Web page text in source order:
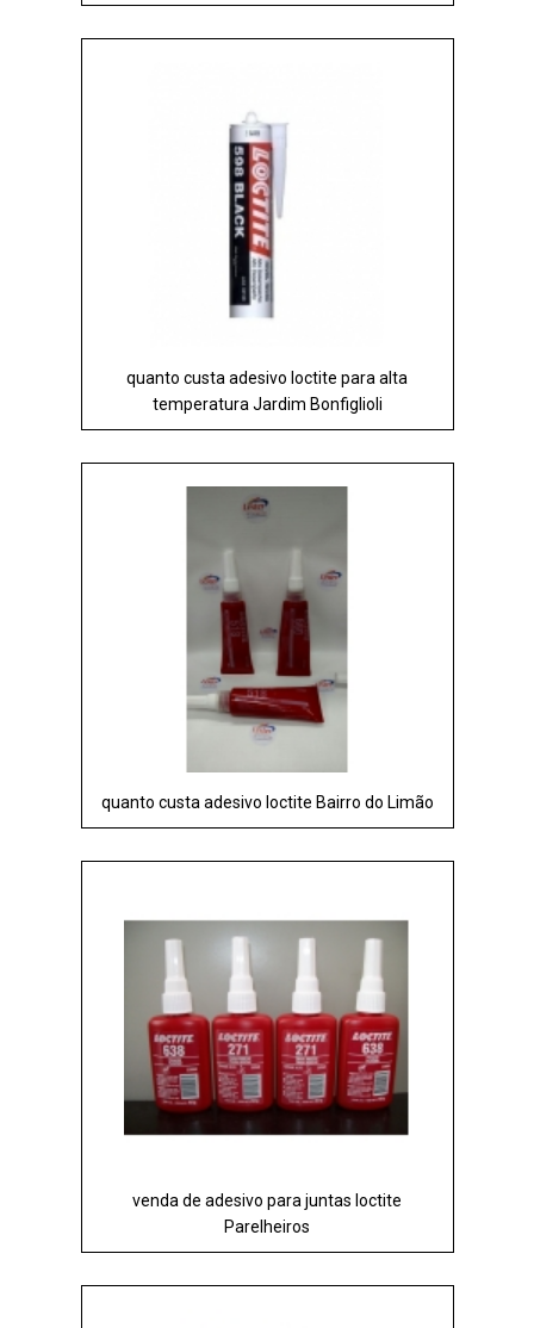
quanto custa adesivo loctite para alta
temperatura Jardim Bonfiglioli
quanto custa adesivo loctite Bairro do Limão
venda de adesivo para juntas loctite
Parelheiros